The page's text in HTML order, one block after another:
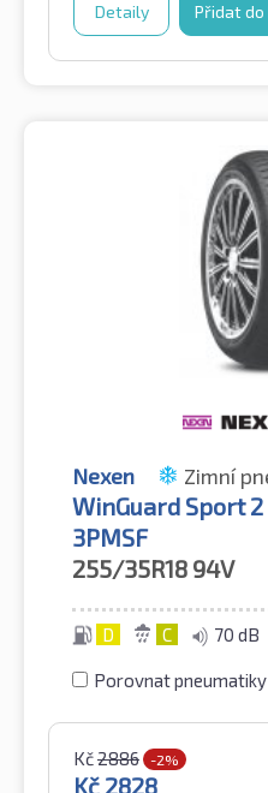
Detaily Přidat do
Nexen Zimní
WinGuard Sport 2
3PMSF
255/35R18 94V
D C 70 dB
Porovnat pneumatiky
Kč2886 -2%
Kč 2828